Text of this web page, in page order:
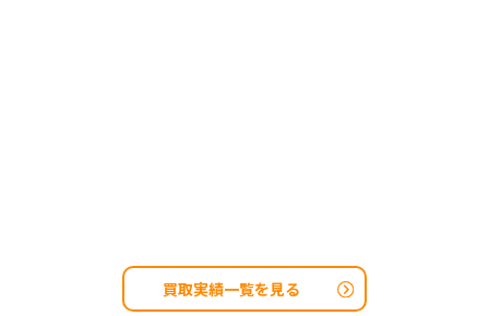
買取実績一覧を見る